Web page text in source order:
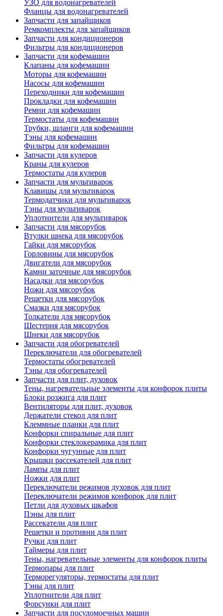
УЗО для водонагревателей
Фланцы для водонагревателей
Запчасти для запайщиков
Ремкомплекты для запайщиков
Запчасти для кондиционеров
Фильтры для кондиционеров
Запчасти для кофемашин
Клапаны для кофемашин
Моторы для кофемашин
Насосы для кофемашин
Переходники для кофемашин
Прокладки для кофемашин
Ремни для кофемашин
Термостаты для кофемашин
Трубки, шланги для кофемашин
Тэны для кофемашин
Фильтры для кофемашин
Запчасти для кулеров
Краны для кулеров
Термостаты для кулеров
Запчасти для мультиварок
Клавишы для мультиварок
Термодатчики для мультиварок
Тэны для мультиварок
Уплотнители для мультиварок
Запчасти для мясорубок
Втулки шнека для мясорубок
Гайки для мясорубок
Горловины для мясорубок
Двигатели для мясорубок
Камни заточные для мясорубок
Насадки для мясорубок
Ножи для мясорубок
Решетки для мясорубок
Смазки для мясорубок
Толкатели для мясорубок
Шестерня для мясорубок
Шнеки для мясорубок
Запчасти для обогревателей
Переключатели для обогревателей
Термостаты обогревателей
Тэны для обогревателей
Запчасти для плит, духовок
Тены, нагревательные элементы для конфорок плиты
Блоки розжига для плит
Вентиляторы для плит, духовок
Держатели стекол для плит
Клеммные планки для плит
Конфорки спиральные для плит
Конфорки стеклокерамика для плит
Конфорки чугунные для плит
Крышки рассекателей для плит
Лампы для плит
Ножки для плит
Переключатели режимов духовок для плит
Переключатели режимов конфорок для плит
Петли для духовых шкафов
Пэны для плит
Рассекатели для плит
Решетки и противни для плит
Ручки для плит
Таймеры для плит
Тены, нагревательные элементы для конфорок плиты
Термопары для плит
Терморегуляторы, термостаты для плит
Тэны для плит
Уплотнители для плит
Форсунки для плит
Запчасти для посудомоечных машин